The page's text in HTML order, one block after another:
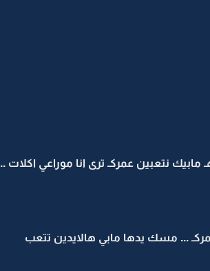
نتعبين عمركـ ترى انا موراعي اكلات ..
... مسك يدها مابي هالايدين تتعب